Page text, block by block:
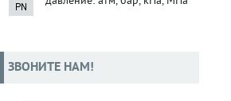
ЗВОНИТЕ НАМ!